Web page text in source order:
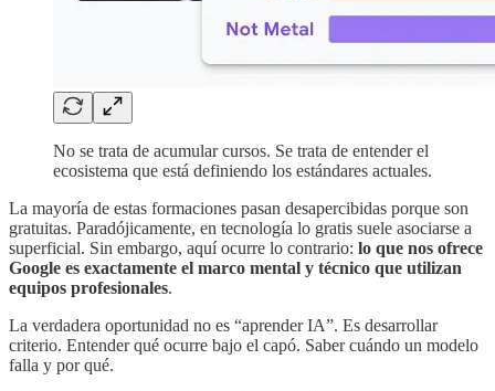
No se trata de acumular cursos. Se trata de entender el
ecosistema que está definiendo los estándares actuales.
La mayoría de estas formaciones pasan desapercibidas porque son
gratuitas. Paradójicamente, en tecnología lo gratis suele asociarse a
superficial. Sin embargo, aquí ocurre lo contrario: lo que nos ofrece
Google es exactamente el marco mental y técnico que utilizan
equipos profesionales.
La verdadera oportunidad no es “aprender IA”. Es desarrollar
criterio. Entender qué ocurre bajo el capó. Saber cuándo un modelo
falla y por qué.